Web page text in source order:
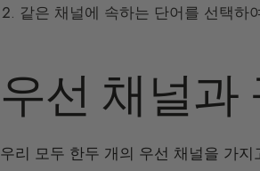
같은 채널에 속하는 단어를 선택하
우선 채널과
우리 모두 한두 개의 우선 채널을 가